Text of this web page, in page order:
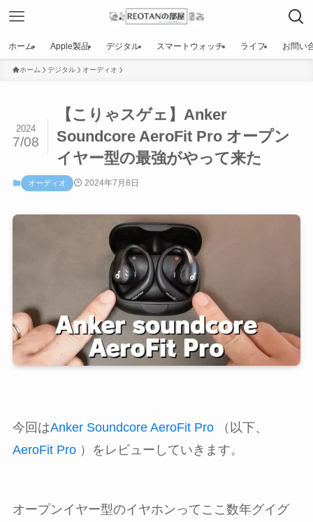
ホーム Apple製品 デジタル スマートウォッチ ライフ お問い
ホーム デジタル オーディオ
【こりゃスゲェ】Anker
Soundcore AeroFit Pro オープン
イヤー型の最強がやって来た
2024
7/08
オーディオ 2024年7月8日
今回はAnker Soundcore AeroFit Pro（以下、
AeroFit Pro）をレビューしていきます。
オープンイヤー型のイヤホンってここ数年グイグ